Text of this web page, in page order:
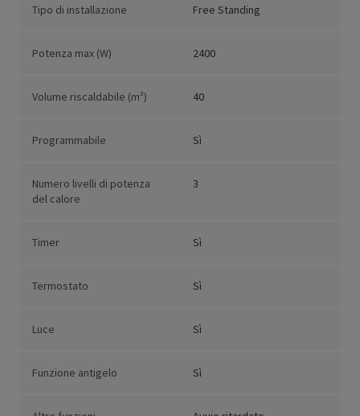
Tipo di installazione Free Standing
Potenza max (W) 2400
Volume riscaldabile (m³) 40
Programmabile Sì
Numero livelli di potenza
del calore
3
Timer Sì
Termostato Sì
Luce Sì
Funzione antigelo Sì